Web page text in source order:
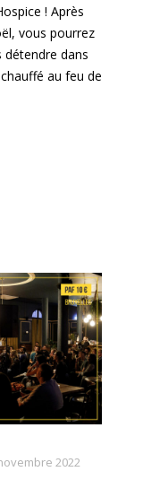
! Après
vous pourrez
dans
au feu de
2022